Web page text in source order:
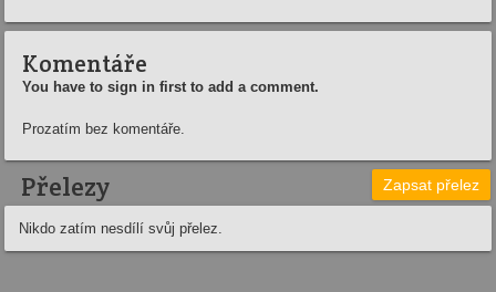
Komentáře
You have to sign in first to add a comment.
Prozatím bez komentáře.
Přelezy Zapsat přelez
Nikdo zatím nesdílí svůj přelez.